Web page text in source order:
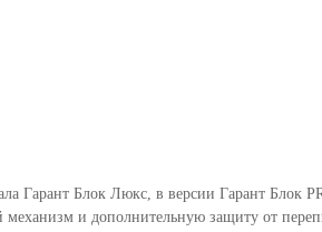
Гарант Блок Люкс, в версии Гарант
и дополнительную защиту от